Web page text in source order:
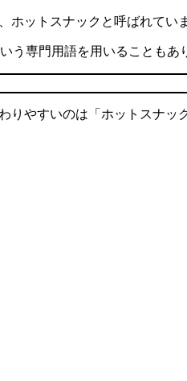
ホットスナックと呼ばれてい
う専門用語を用いることもあ
りやすいのは「ホットスナッ